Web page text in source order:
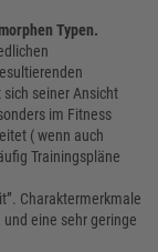
Typen.
seiner Ansicht
im Fitness
( wenn auch
Trainingspläne
Charaktermerkmale
eine sehr geringe